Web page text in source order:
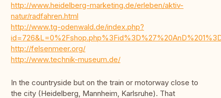
http://www.heidelberg-marketing.de/erleben/aktiv-
natur/radfahren.html
http://www.tg-odenwald.de/index.php?
http://felsenmeer.org/
http://www.technik-museum.de/
In the countryside but on the train or motorway close to
the city (Heidelberg, Mannheim, Karlsruhe). That